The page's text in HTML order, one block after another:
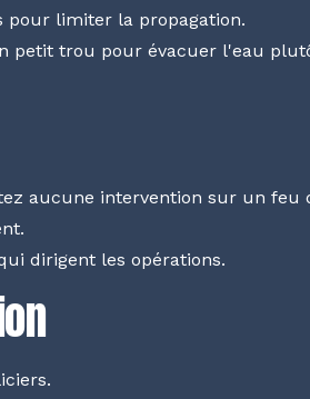
pour limiter la propagation.
petit trou pour évacuer l'eau
aucune intervention sur un feu
dirigent les opérations.